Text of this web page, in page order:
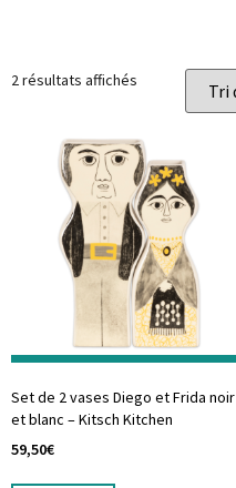
2 résultats affichés
Set de 2 vases Diego et Frida noir
et blanc – Kitsch Kitchen
59,50€